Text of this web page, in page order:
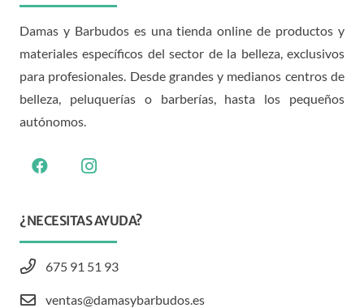
Damas y Barbudos es una tienda online de productos y
materiales específicos del sector de la belleza, exclusivos
para profesionales. Desde grandes y medianos centros de
belleza, peluquerías o barberías, hasta los pequeños
autónomos.
¿NECESITAS AYUDA?
675 91 51 93
ventas@damasybarbudos.es